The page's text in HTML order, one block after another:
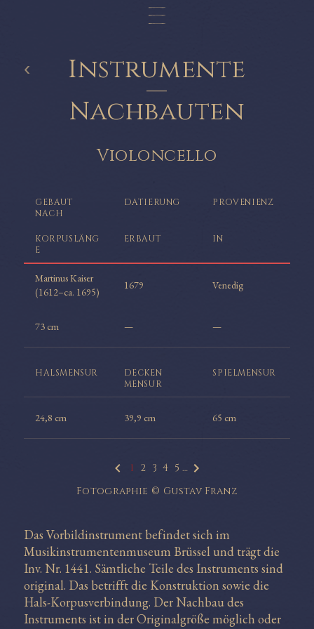
‹ Instrumente
—
Nachbauten
Violoncello
GEBAUT
NACH
DATIERUNG PROVENIENZ
KORPUSLÄNG
E
ERBAUT IN
Martinus Kaiser
(1612–ca. 1695)
1679 Venedig
73 cm — —
HALSMENSUR
DECKEN
MENSUR
SPIELMENSUR
24,8 cm 39,9 cm 65 cm
1 2 3 4 5 …
Fotographie © Gustav Franz
Das Vorbildinstrument befindet sich im
Musikinstrumentenmuseum Brüssel und trägt die
Inv. Nr. 1441. Sämtliche Teile des Instruments sind
original. Das betrifft die Konstruktion sowie die
Hals-Korpusverbindung. Der Nachbau des
Instruments ist in der Originalgröße möglich oder